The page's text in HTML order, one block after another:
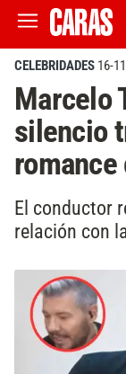
CELEBRIDADES 16-
Marcelo
silencio
El conductor
relación con